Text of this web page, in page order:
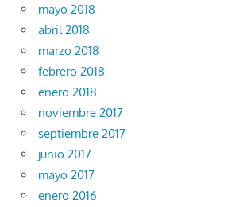
mayo 2018
abril 2018
marzo 2018
febrero 2018
enero 2018
noviembre 2017
septiembre 2017
junio 2017
mayo 2017
enero 2016